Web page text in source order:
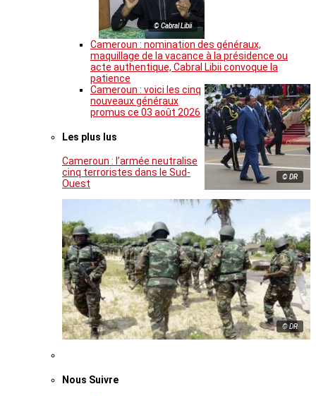
© Cabral Libii
Cameroun : nomination des généraux,
maquillage de la vacance à la présidence ou
acte authentique, Cabral Libii convoque la
patience
© DR
Cameroun : voici les cinq
nouveaux généraux
promus ce 03 août 2026
Les plus lus
Cameroun : l’armée neutralise
cinq terroristes dans le Sud-
Ouest
© DR
Nous Suivre